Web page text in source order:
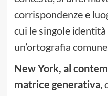
corrispondenze e
cui le singole
un’ortografia comune.
New York, al
matrice generativa,